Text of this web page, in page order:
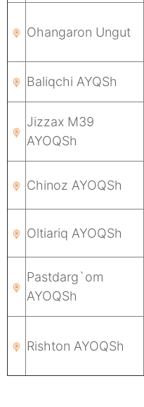
Ohangaron Ungut
Baliqchi AYQSh
Jizzax M39
AYOQSh
Chinoz AYOQSh
Oltiariq AYOQSh
Pastdarg`om
AYOQSh
Rishton AYOQSh